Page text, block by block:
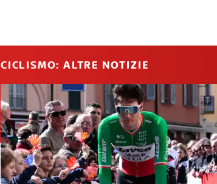
CICLISMO: ALTRE NOTIZIE